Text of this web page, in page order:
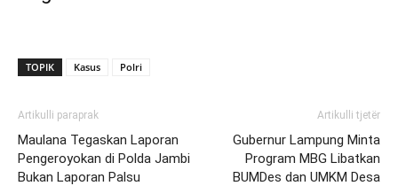
TOPIK Kasus Polri
Artikulli paraprak
Maulana Tegaskan Laporan
Pengeroyokan di Polda Jambi
Bukan Laporan Palsu
Artikulli tjetër
Gubernur Lampung Minta
Program MBG Libatkan
BUMDes dan UMKM Desa